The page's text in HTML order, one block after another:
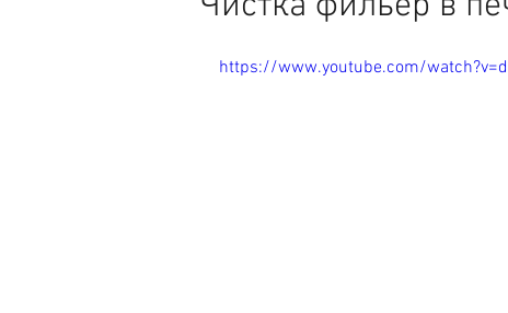
https://www.youtube.com/